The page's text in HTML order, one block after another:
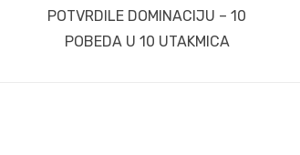
post:POTVRDILE DOMINACIJU – 10
POBEDA U 10 UTAKMICA